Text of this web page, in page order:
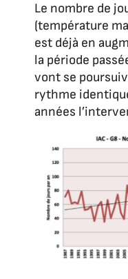
Le nombre de
(température
est déjà en
la période
vont se
rythme
années